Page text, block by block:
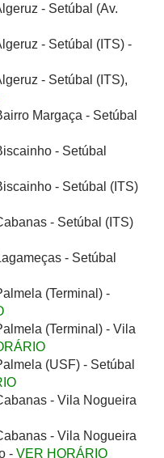
- Setúbal (Av.
- Setúbal (ITS) -
- Setúbal (ITS),
Margaça - Setúbal
- Setúbal
- Setúbal (ITS)
- Setúbal (ITS)
- Setúbal
(Terminal) -
(Terminal) - Vila
(USF) - Setúbal
- Vila Nogueira
- Vila Nogueira
- VER HORÁRIO